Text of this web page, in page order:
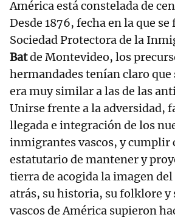
América está constelada de
Desde 1876, fecha en la que se
Sociedad Protectora de la
Batde Montevideo, los
hermandades tenían claro que
era muy similar a las de las
Unirse frente a la adversidad,
llegada e integración de los
inmigrantes vascos, y cumplir
estatutario de mantener y
tierra de acogida la imagen
atrás, su historia, su folklore y
vascos de América supieron